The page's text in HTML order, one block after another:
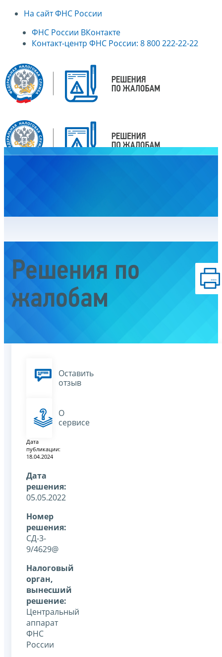
На сайт ФНС России
ФНС России ВКонтакте
Контакт-центр ФНС России: 8 800 222-22-22
Решения по
жалобам
Оставить
отзыв
О
сервисе
Дата
публикации:
18.04.2024
Дата
решения:
05.05.2022
Номер
решения:
СД-3-
9/4629@
Налоговый
орган,
вынесший
решение:
Центральный
аппарат
ФНС
России